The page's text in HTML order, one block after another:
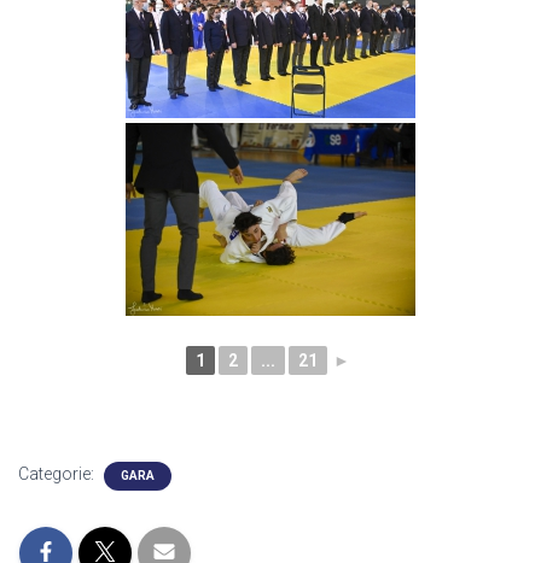
1 2 ... 21 ►
Categorie: GARA